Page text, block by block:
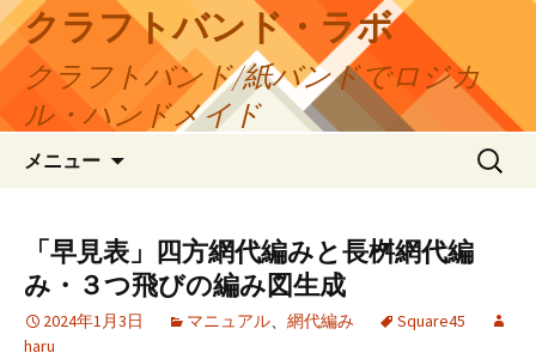
コ
ン
テ
ツ
ス
クラフトバンド・ラボ
クラフトバンド/紙バンドでロジカ
ル・ハンドメイド
メニュー
検
索:
「早見表」四方網代編みと長桝網代編
み・３つ飛びの編み図生成
2024年1月3日 マニュアル、 網代編み
Square45
haru